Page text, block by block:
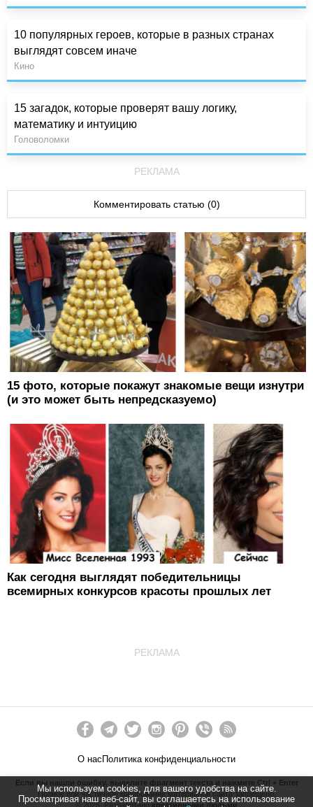
Мы используем cookies, для вашего удобства на сайте.
Просматривая наш веб-сайт, вы соглашаетесь на использование
10 популярных героев, которые в разных странах
выглядят совсем иначе
Кино
15 загадок, которые проверят вашу логику,
математику и интуицию
Головоломки
РЕКЛАМА
Комментировать статью (0)
15 фото, которые покажут знакомые вещи изнутри
(и это может быть непредсказуемо)
Как сегодня выглядят победительницы
всемирных конкурсов красоты прошлых лет
РЕКЛАМА
О нас Политика конфиденциальности
Если вы нашли ошибку, выделите фрагмент текста и нажмите Ctrl + Enter
Полное или частичное копирование материалов сайта запрещено.
2026 . Разработано креативными людьми